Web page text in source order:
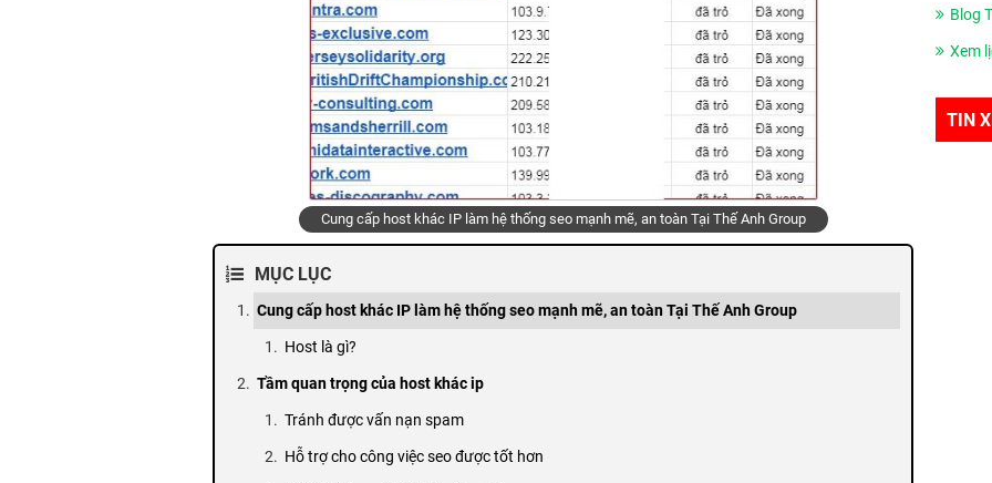
Cung cấp host khác IP làm hệ thống seo mạnh mẽ, an toàn Tại Thế Anh Group
MỤC LỤC
Cung cấp host khác IP làm hệ thống seo mạnh mẽ, an toàn Tại Thế Anh Group
Host là gì?
Tầm quan trọng của host khác ip
Tránh được vấn nạn spam
Hỗ trợ cho công việc seo được tốt hơn
Blog
Xem
TIN